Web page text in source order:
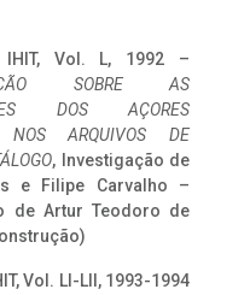
Vol. L, 1992 –
SOBRE AS
DOS AÇORES
NOS ARQUIVOS DE
, Investigação de
e Filipe Carvalho –
de Artur Teodoro de
Vol. LI-LII, 1993-1994